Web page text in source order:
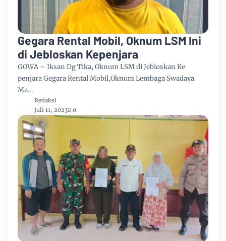
Gegara Rental Mobil, Oknum LSM Ini
di Jebloskan Kepenjara
GOWA – Iksan Dg Tika, Oknum LSM di Jebloskan Ke
penjara Gegara Rental Mobil,Oknum Lembaga Swadaya
Ma…
Redaksi
Juli 11, 2023
0